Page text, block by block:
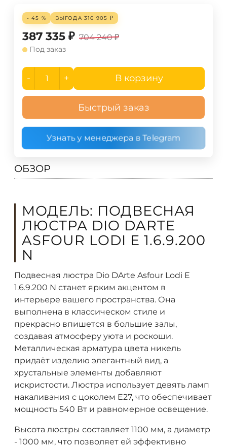
- 45 % ВЫГОДА 316 905 ₽
387 335 ₽ 704 240 ₽
Под заказ
- + В корзину
Быстрый заказ
Узнать у менеджера в Telegram
ОБЗОР
МОДЕЛЬ: ПОДВЕСНАЯ
ЛЮСТРА DIO DARTE
ASFOUR LODI E 1.6.9.200
N
Подвесная люстра Dio DArte Asfour Lodi E
1.6.9.200 N станет ярким акцентом в
интерьере вашего пространства. Она
выполнена в классическом стиле и
прекрасно впишется в большие залы,
создавая атмосферу уюта и роскоши.
Металлическая арматура цвета никель
придаёт изделию элегантный вид, а
хрустальные элементы добавляют
искристости. Люстра использует девять ламп
накаливания с цоколем E27, что обеспечивает
мощность 540 Вт и равномерное освещение.
Высота люстры составляет 1100 мм, а диаметр
- 1000 мм, что позволяет ей эффективно